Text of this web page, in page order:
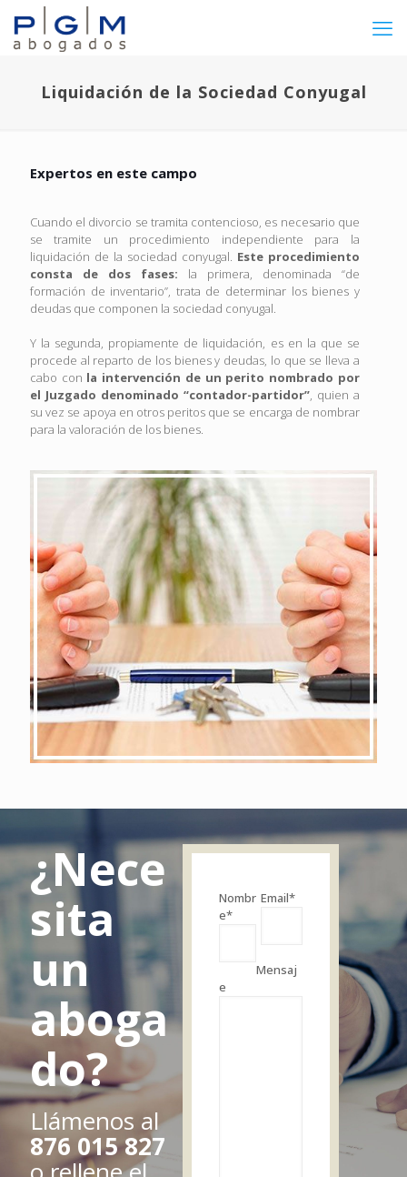
Liquidación de la Sociedad Conyugal
Expertos en este campo
Cuando el divorcio se tramita contencioso, es necesario que
se tramite un procedimiento independiente para la
liquidación de la sociedad conyugal. Este procedimiento
consta de dos fases: la primera, denominada “de
formación de inventario”, trata de determinar los bienes y
deudas que componen la sociedad conyugal.
Y la segunda, propiamente de liquidación, es en la que se
procede al reparto de los bienes y deudas, lo que se lleva a
cabo con la intervención de un perito nombrado por
el Juzgado denominado “contador-partidor”, quien a
su vez se apoya en otros peritos que se encarga de nombrar
para la valoración de los bienes.
¿Nece
sita
un
aboga
do?
Llámenos al
876 015 827
Nombr
e*
Email*
Mensaj
e